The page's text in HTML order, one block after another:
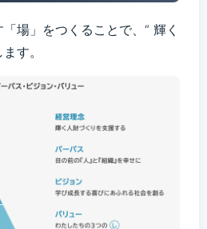
場」をつくることで、“ 輝く
す。